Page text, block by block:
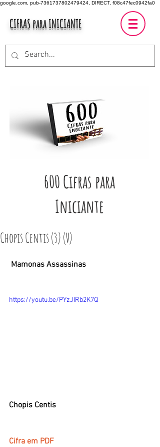
google.com, pub-7361737802479424, DIRECT, f08c47fec0942fa0
CIFRAS para INICIANTE
600 Cifras para
Iniciante
Chopis Centis (3) (V)
Mamonas Assassinas
https://youtu.be/PYzJIRb2K7Q
Chopis Centis
Cifra em PDF